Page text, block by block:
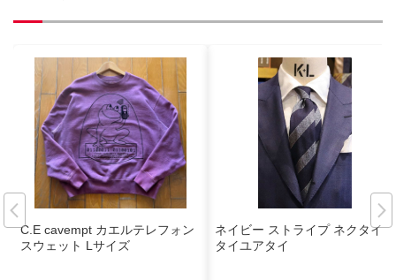
C.E cavempt カエルテレフォン
スウェット Lサイズ
ネイビー ストライプ ネクタイ
タイユアタイ